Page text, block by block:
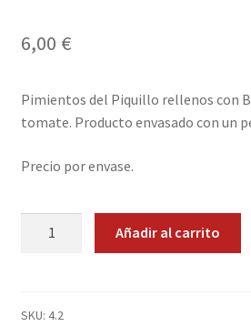
Novedades
Ofertas
6,00 €
Pimientos del Piquillo rellenos con
tomate. Producto envasado con un
Precio por envase.
cantidad
Añadir al carrito
SKU: 4.2